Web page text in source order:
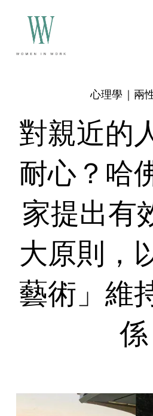
對親近的
耐心？哈
家提出有
大原則，
藝術」維
係
心理學｜兩